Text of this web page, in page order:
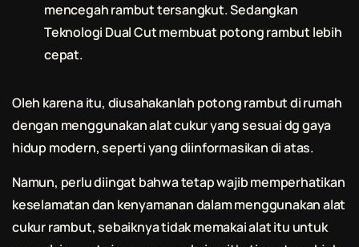
mencegah rambut tersangkut. Sedangkan
Teknologi Dual Cut membuat potong rambut lebih
cepat.
Oleh karena itu, diusahakanlah potong rambutdi rumah
dengan menggunakan alat cukur yang sesuai dg gaya
hidup modern, seperti yang diinformasikan di atas.
Namun, perlu diingat bahwa tetap wajib memperhatikan
keselamatan dan kenyamanan dalam menggunakan alat
cukur rambut, sebaiknya tidak memakai alat itu untuk